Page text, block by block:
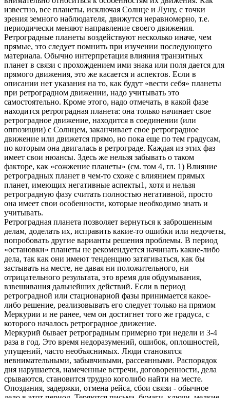
известно, все планеты, исключая Солнце и Луну, с точки
зрения земного наблюдателя, движутся неравномерно, т.е.
периодически меняют направление своего движения.
Ретроградные планеты воздействуют несколько иначе, чем
прямые, это следует помнить при изучении последующего
материала. Обычно интерпретация влияния транзитных
планет в связи с прохождением ими знака или поля дается для
прямого движения, это же касается и аспектов. Если в
описании нет указания на то, как будут «вести себя» планеты
при ретроградном движении, надо учитывать это
самостоятельно. Кроме этого, надо отмечать, в какой фазе
находится ретроградная планета: она только начинает свое
ретроградное движение, находится в соединении (или
оппозиции) с Солнцем, заканчивает свое ретроградное
движение или движется прямо, но пока еще по тем градусам,
по которым она двигалась в ретрограде. Каждая из этих фаз
имеет свои нюансы. Здесь же нельзя забывать о таком
факторе, как «сожжение планеты» (см. том 4, гл. 1) Влияние
ретроградных планет в чем-то схоже с влиянием прямых
планет, имеющих негативные аспекты1, хотя и нельзя
ретроградную фазу считать полностью негативной, просто
она имеет свои особенности, которые необходимо знать и
учитывать.
Ретроградная планета позволяет вернуться к заброшенным
делам, доделать их, исправить какие-то ошибки или недочеты,
попробовать другие варианты решения проблемы. В период
«остановки» планеты не рекомендуется начинать какие-либо
дела, так как они имеют тенденцию затягиваться, как бы
застывать на месте, не давая ни положительного, ни
отрицательного результата, это время для обдумывания,
взвешивания дальнейших действий. Если в период
ретроградной или стационарной фазы принимается какое-
либо решение, реализовывать его следует только на прямом
Меркурии и не ранее, чем он достигнет того же градуса, с
которого началось ретроградное движение.
Меркурий бывает ретроградным примерно три недели и 3-4
раза в год. Это время недоразумений, ошибок, оплошностей,
упущений, часто необъяснимых. Люди становятся
невнимательными, забывчивыми, рассеянными. Распорядок
дня нарушается, намеченные встречи, договоренности, дела
срываются, становится трудно коголибо найти на месте.
Опоздания, задержки, отмена рейса, сбои связи - обычное